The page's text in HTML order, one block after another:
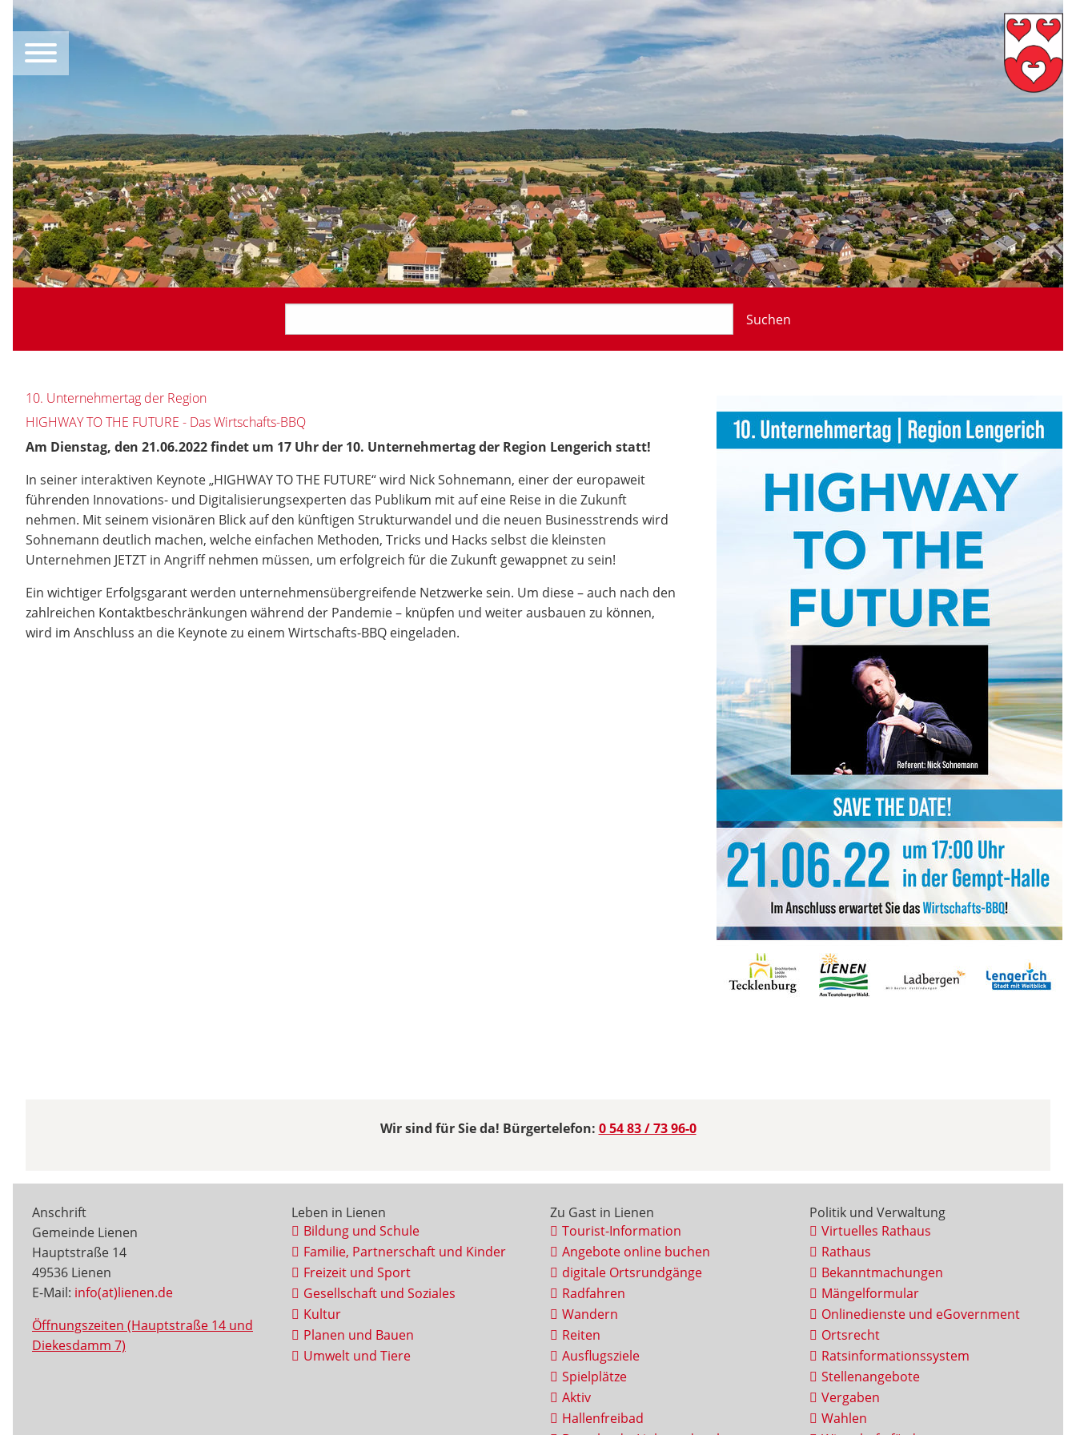
Suchen
10. Unternehmertag der Region
HIGHWAY TO THE FUTURE - Das Wirtschafts-BBQ
Am Dienstag, den 21.06.2022 findet um 17 Uhr der 10. Unternehmertag der Region Lengerich statt!
In seiner interaktiven Keynote „HIGHWAY TO THE FUTURE“ wird Nick Sohnemann, einer der europaweit
führenden Innovations- und Digitalisierungsexperten das Publikum mit auf eine Reise in die Zukunft
nehmen. Mit seinem visionären Blick auf den künftigen Strukturwandel und die neuen Businesstrends wird
Sohnemann deutlich machen, welche einfachen Methoden, Tricks und Hacks selbst die kleinsten
Unternehmen JETZT in Angriff nehmen müssen, um erfolgreich für die Zukunft gewappnet zu sein!
Ein wichtiger Erfolgsgarant werden unternehmensübergreifende Netzwerke sein. Um diese – auch nach den
zahlreichen Kontaktbeschränkungen während der Pandemie – knüpfen und weiter ausbauen zu können,
wird im Anschluss an die Keynote zu einem Wirtschafts-BBQ eingeladen.
Wir sind für Sie da! Bürgertelefon: 0 54 83 / 73 96-0
Anschrift
Gemeinde Lienen
Hauptstraße 14
49536 Lienen
E-Mail: info(at)lienen.de
Öffnungszeiten (Hauptstraße 14 und
Diekesdamm 7)
Leben in Lienen
Bildung und Schule
Familie, Partnerschaft und Kinder
Freizeit und Sport
Gesellschaft und Soziales
Kultur
Planen und Bauen
Umwelt und Tiere
Zu Gast in Lienen
Tourist-Information
Angebote online buchen
digitale Ortsrundgänge
Radfahren
Wandern
Reiten
Ausflugsziele
Spielplätze
Aktiv
Hallenfreibad
Politik und Verwaltung
Virtuelles Rathaus
Rathaus
Bekanntmachungen
Mängelformular
Onlinedienste und eGovernment
Ortsrecht
Ratsinformationssystem
Stellenangebote
Vergaben
Wahlen